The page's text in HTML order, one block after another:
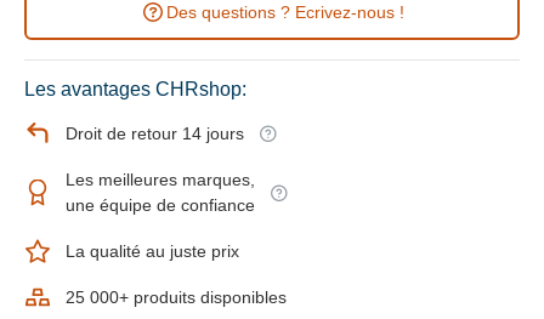
Des questions ? Ecrivez-nous !
Les avantages CHRshop:
Droit de retour 14 jours
Les meilleures marques,
une équipe de confiance
La qualité au juste prix
25 000+ produits disponibles